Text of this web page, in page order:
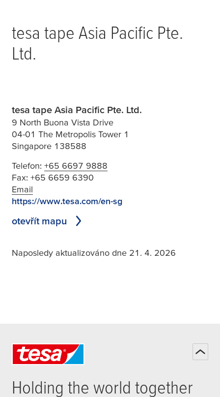
tesa tape Asia Pacific Pte.
Ltd.
tesa tape Asia Pacific Pte. Ltd.
9 North Buona Vista Drive
04-01 The Metropolis Tower 1
Singapore 138588
Telefon: +65 6697 9888
Fax: +65 6659 6390
Email
https://www.tesa.com/en-sg
otevřít mapu
Naposledy aktualizováno dne 21. 4. 2026
Holding the world together